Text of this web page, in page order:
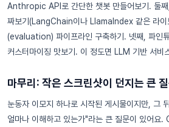
Anthropic API로 간단한 챗봇 만들어보기. 둘
짜보기(LangChain이나 LlamaIndex 같은 라이
(evaluation) 파이프라인 구축하기. 넷째, 파인
커스터마이징 맛보기. 이 정도면 LLM 기반 서비
마무리: 작은 스크린샷이 던지는 큰
눈동자 이모지 하나로 시작된 게시물이지만, 그
얼마나 이해하고 있는가"라는 큰 질문이 있어요